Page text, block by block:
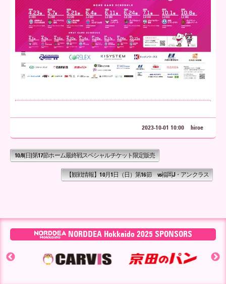
2023-10-01 10:00 hiroe
10/8(日)第17節ホーム最終戦スペシャルチケット限定販売
【観戦情報】10月1日（日）第16節 vs福岡J・アンクラス
NORDDEA Hokkaido 2025 SPONSORS